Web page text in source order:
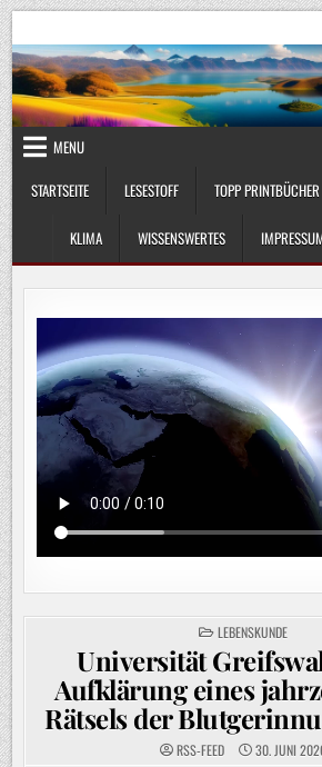
Skip
to
content
UmweltKlima.com
MENU
STARTSEITE
LESESTOFF TOPP PRINTBÜCHER
KLIMA WISSENSWERTES
POSTED
IN
LEBENSKUNDE
Universität
Aufklärung eines
Rätsels der
RSS-FEED 30. JUNI